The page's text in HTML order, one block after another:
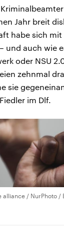
Jahr breit
habe sich mit
und auch wie
oder NSU
zehnmal
sie
im Dlf.
alliance / NurPhoto /